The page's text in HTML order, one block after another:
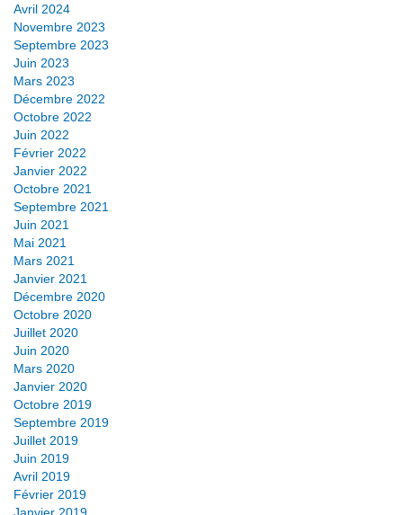
Avril 2024
Novembre 2023
Septembre 2023
Juin 2023
Mars 2023
Décembre 2022
Octobre 2022
Juin 2022
Février 2022
Janvier 2022
Octobre 2021
Septembre 2021
Juin 2021
Mai 2021
Mars 2021
Janvier 2021
Décembre 2020
Octobre 2020
Juillet 2020
Juin 2020
Mars 2020
Janvier 2020
Octobre 2019
Septembre 2019
Juillet 2019
Juin 2019
Avril 2019
Février 2019
Janvier 2019